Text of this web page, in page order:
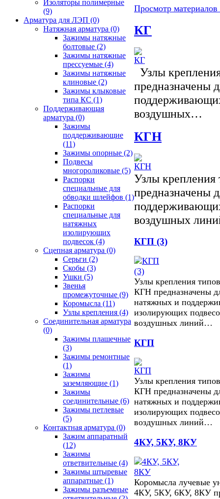
Изоляторы полимерные
(9)
Арматура для ЛЭП (0)
Натяжная арматура (0)
Зажимы натяжные
болтовые (2)
Зажимы натяжные
прессуемые (4)
Зажимы натяжные
клиновые (2)
Зажимы клыковые
типа КС (1)
Поддерживающая
арматура (0)
Зажимы
поддерживающие
(11)
Зажимы опорные (2)
Подвесы
многороликовые (5)
Распорки
специальные для
обводки шлейфов (1)
Распорки
специальные для
натяжных
изолирующих
подвесок (4)
Сцепная арматура (0)
Серьги (2)
Скобы (3)
Ушки (5)
Звенья
промежуточные (9)
Коромысла (11)
Узлы крепления (4)
Соединительная арматура
(0)
Зажимы плашечные
(3)
Зажимы ремонтные
(1)
Зажимы
заземляющие (1)
Зажимы
соединительные (6)
Зажимы петлевые
(5)
Контактная арматура (0)
Зажим аппаратный
(12)
Зажимы
ответвительные (4)
Зажимы штыревые
аппаратные (1)
Зажимы разъемные
Просмотр материалов
КГ
Узлы
предназначены
воздушных…
КГН
Узлы
предназначены
воздушных
КГП (3)
Узлы крепления
КГН предназначены
натяжных и
изолирующих
воздушных линий…
КГП
Узлы крепления
КГН предназначены
натяжных и
изолирующих
воздушных линий…
4КУ, 5КУ, 8КУ
Коромысла лучевые
4КУ, 5КУ, 6КУ, 8КУ